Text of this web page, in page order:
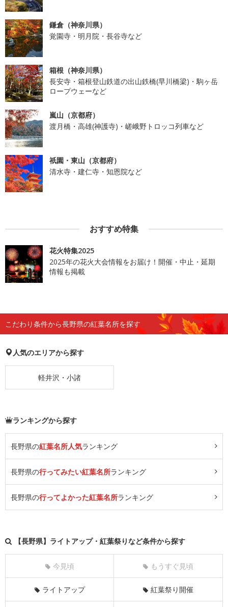
鎌倉（神奈川県）
覚園寺・明月院・長谷寺など
箱根（神奈川県）
長安寺・箱根登山鉄道の出山鉄橋(早川橋梁)・駒ヶ岳
ロープウェーなど
嵐山（京都府）
渡月橋・高雄(神護寺)・嵯峨野トロッコ列車など
祇園・東山（京都府）
清水寺・建仁寺・知恩院など
おすすめ特集
花火特集2025
2025年の花火大会情報をお届け！開催・中止・延期
情報も掲載
こだわり条件から長野県の紅葉名所を探す
人気のエリアから探す
軽井沢・小諸
ランキングから探す
長野県の紅葉名所人気ランキング
長野県の行ってみたい紅葉名所ランキング
長野県の行ってよかった紅葉名所ランキング
【長野県】ライトアップ・紅葉祭りなど条件から探す
今見頃 もうすぐ見頃
ライトアップ 紅葉祭り開催